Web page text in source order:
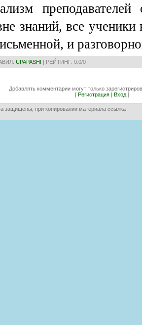
знаний, все
и
: UPAPASHI | РЕЙТИНГ: 0.0/0
Добавлять комментарии могут только
[ Регистрация | Вход ]
защищены, при копировании материала ссылка